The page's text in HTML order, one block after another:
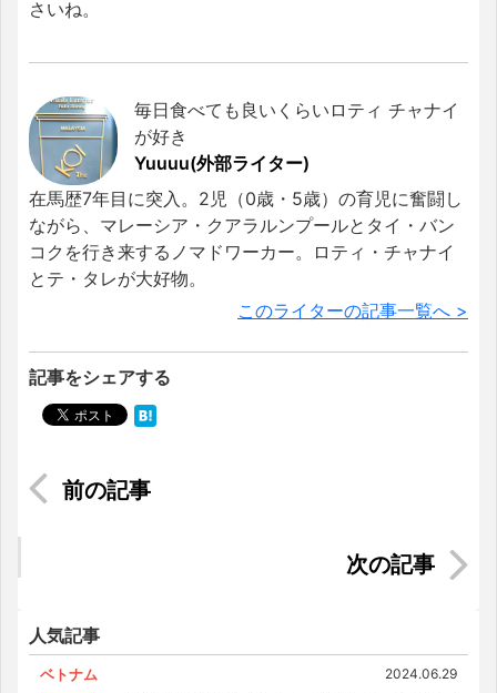
さいね。
毎日食べても良いくらいロティ チャナイ
が好き
Yuuuu(外部ライター)
在馬歴7年目に突入。2児（0歳・5歳）の育児に奮闘し
ながら、マレーシア・クアラルンプールとタイ・バン
コクを行き来するノマドワーカー。ロティ・チャナイ
とテ・タレが大好物。
このライターの記事一覧へ >
記事をシェアする
アメリカで最大のベトナム人街「リトル・サイゴ
【マレーシアのパワースポット巡り⑧】マレーシ
人気記事
ベトナム 2024.06.29